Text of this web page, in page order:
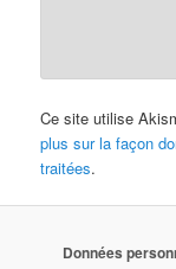
Ce site utilise
plus sur la façon
traitées.
Données